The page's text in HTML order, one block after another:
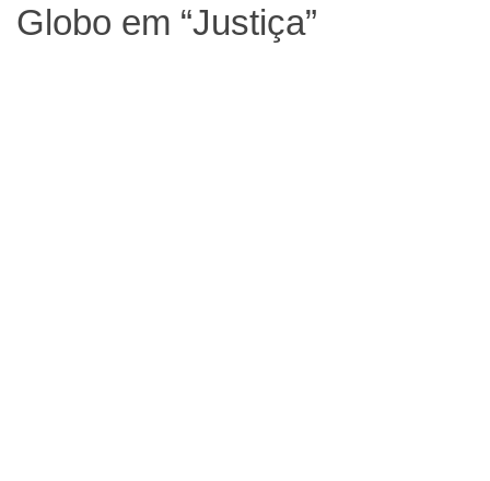
Globo em “Justiça”